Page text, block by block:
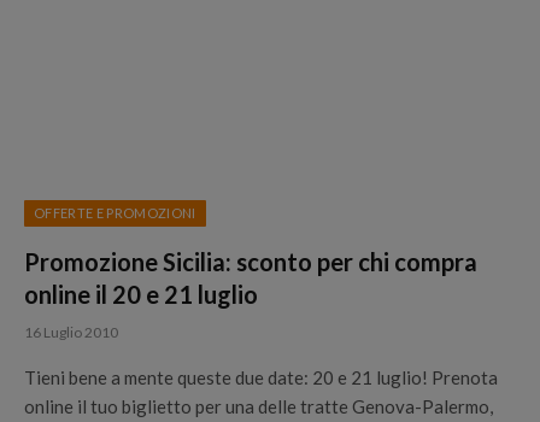
OFFERTE E PROMOZIONI
Promozione Sicilia: sconto per chi compra
online il 20 e 21 luglio
16 Luglio 2010
Tieni bene a mente queste due date: 20 e 21 luglio! Prenota
online il tuo biglietto per una delle tratte Genova-Palermo,